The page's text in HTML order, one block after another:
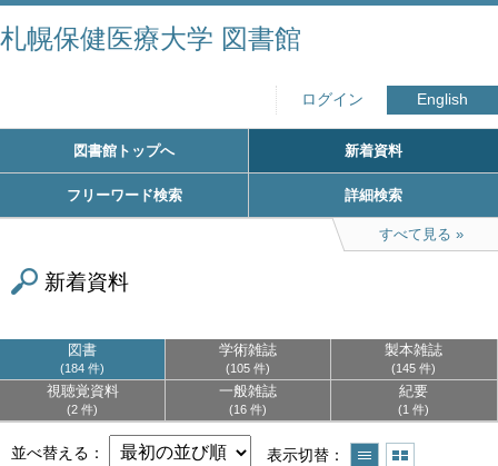
札幌保健医療大学 図書館
ログイン English
図書館トップへ 新着資料
フリーワード検索 詳細検索
すべて見る
新着資料
図書
184 件
学術雑誌
105 件
製本雑誌
145 件
視聴覚資料
2 件
一般雑誌
16 件
紀要
1 件
並べ替える 表示切替